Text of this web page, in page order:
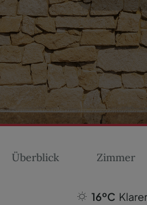
Überblick Zimmer
16ºC